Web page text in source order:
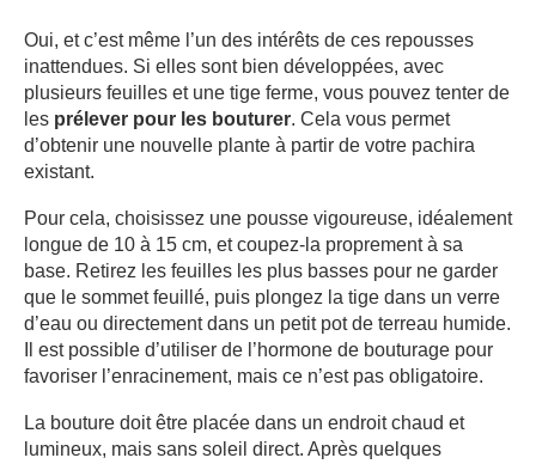
Oui, et c’est même l’un des intérêts de ces repousses
inattendues. Si elles sont bien développées, avec
plusieurs feuilles et une tige ferme, vous pouvez tenter de
les prélever pour les bouturer. Cela vous permet
d’obtenir une nouvelle plante à partir de votre pachira
existant.
Pour cela, choisissez une pousse vigoureuse, idéalement
longue de 10 à 15 cm, et coupez-la proprement à sa
base. Retirez les feuilles les plus basses pour ne garder
que le sommet feuillé, puis plongez la tige dans un verre
d’eau ou directement dans un petit pot de terreau humide.
Il est possible d’utiliser de l’hormone de bouturage pour
favoriser l’enracinement, mais ce n’est pas obligatoire.
La bouture doit être placée dans un endroit chaud et
lumineux, mais sans soleil direct. Après quelques